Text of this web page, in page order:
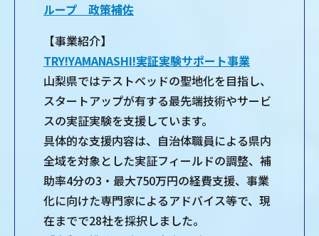
ループ 政策補佐
【事業紹介】
TRY!YAMANASHI!実証実験サポート事業
山梨県ではテストベッドの聖地化を目指し、
スタートアップが有する最先端技術やサービ
スの実証実験を支援しています。
具体的な支援内容は、自治体職員による県内
全域を対象とした実証フィールドの調整、補
助率4分の3・最大750万円の経費支援、事業
化に向けた専門家によるアドバイス等で、現
在までで28社を採択しました。